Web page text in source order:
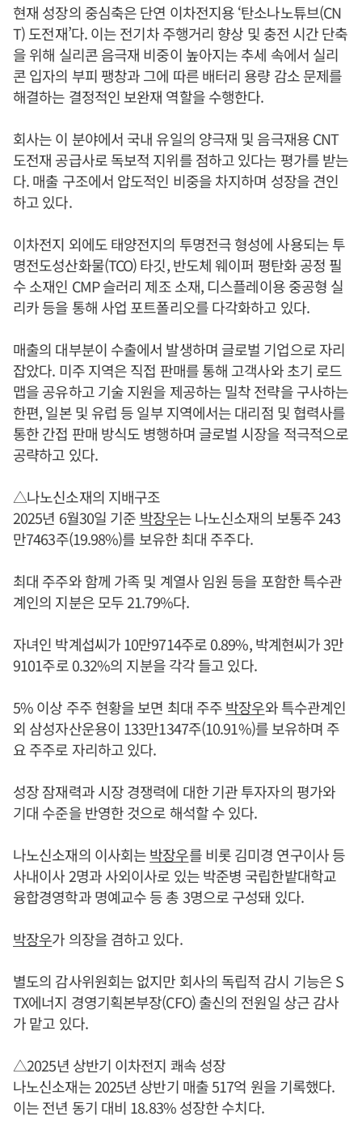
현재 성장의 중심축은 단연 이차전지용 ‘탄소나노튜브(CN
T) 도전재’다. 이는 전기차 주행거리 향상 및 충전 시간 단축
을 위해 실리콘 음극재 비중이 높아지는 추세 속에서 실리
콘 입자의 부피 팽창과 그에 따른 배터리 용량 감소 문제를
해결하는 결정적인 보완재 역할을 수행한다.
회사는 이 분야에서 국내 유일의 양극재 및 음극재용 CNT
도전재 공급사로 독보적 지위를 점하고 있다는 평가를 받는
다. 매출 구조에서 압도적인 비중을 차지하며 성장을 견인
하고 있다.
이차전지 외에도 태양전지의 투명전극 형성에 사용되는 투
명전도성산화물(TCO) 타깃, 반도체 웨이퍼 평탄화 공정 필
수 소재인 CMP 슬러리 제조 소재, 디스플레이용 중공형 실
리카 등을 통해 사업 포트폴리오를 다각화하고 있다.
매출의 대부분이 수출에서 발생하며 글로벌 기업으로 자리
잡았다. 미주 지역은 직접 판매를 통해 고객사와 초기 로드
맵을 공유하고 기술 지원을 제공하는 밀착 전략을 구사하는
한편, 일본 및 유럽 등 일부 지역에서는 대리점 및 협력사를
통한 간접 판매 방식도 병행하며 글로벌 시장을 적극적으로
공략하고 있다.
△나노신소재의 지배구조
2025년 6월30일 기준 박장우는 나노신소재의 보통주 243
만7463주(19.98%)를 보유한 최대 주주다.
최대 주주와 함께 가족 및 계열사 임원 등을 포함한 특수관
계인의 지분은 모두 21.79%다.
자녀인 박계섭씨가 10만9714주로 0.89%, 박계현씨가 3만
9101주로 0.32%의 지분을 각각 들고 있다.
5% 이상 주주 현황을 보면 최대 주주박장우와 특수관계인
외 삼성자산운용이 133만1347주(10.91%)를 보유하며 주
요 주주로 자리하고 있다.
성장 잠재력과 시장 경쟁력에 대한 기관 투자자의 평가와
기대 수준을 반영한 것으로 해석할 수 있다.
나노신소재의 이사회는박장우를 비롯 김미경 연구이사 등
사내이사 2명과 사외이사로 있는 박준병 국립한밭대학교
융합경영학과 명예교수 등 총 3명으로 구성돼 있다.
박장우가 의장을 겸하고 있다.
별도의 감사위원회는 없지만 회사의 독립적 감시 기능은 S
TX에너지 경영기획본부장(CFO) 출신의 전원일 상근 감사
가 맡고 있다.
△2025년 상반기 이차전지 쾌속 성장
나노신소재는 2025년 상반기 매출 517억 원을 기록했다.
이는 전년 동기 대비 18.83% 성장한 수치다.